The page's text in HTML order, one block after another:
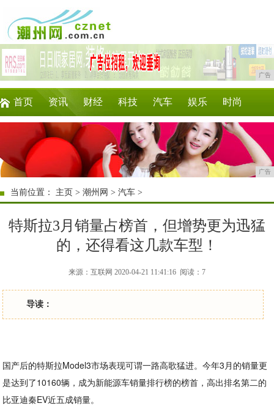
广告
首页 资讯 财经 科技 汽车 娱乐 时尚
教育 企业 游戏 商讯 微商
广告
当前位置： 主页 >潮州网 >汽车 >
特斯拉3月销量占榜首，但增势更为迅猛
的，还得看这几款车型！
来源：互联网 2020-04-21 11:41:16 阅读：7
导读：
国产后的特斯拉Model3市场表现可谓一路高歌猛进。今年3月的销量更
是达到了10160辆，成为新能源车销量排行榜的榜首，高出排名第二的
比亚迪秦EV近五成销量。